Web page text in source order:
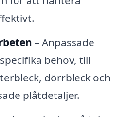
– Anpassade
behov, till
dörrbleck och
plåtdetaljer.